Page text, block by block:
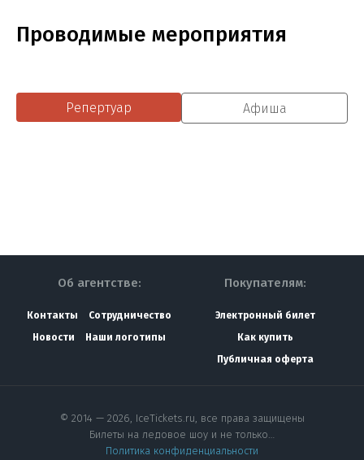
Проводимые мероприятия
Репертуар Афиша
Об агентстве:
Контакты
Сотрудничество
Новости
Наши логотипы
Покупателям:
Электронный билет
Как купить
Публичная оферта
© 2014 — 2026, IceTickets.ru, все права защищены
Билеты на ледовое шоу и не только…
Политика конфиденциальности